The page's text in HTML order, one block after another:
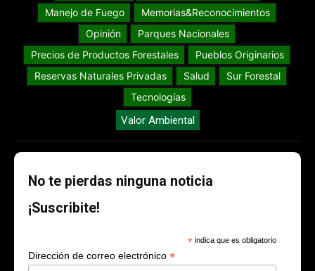
Manejo de Fuego
Memorias&Reconocimientos
Opinión
Parques Nacionales
Precios de Productos Forestales
Pueblos Originarios
Reservas Naturales Privadas
Salud
Sur Forestal
Tecnologías
Valor Ambiental
No te pierdas ninguna noticia
¡Suscribite!
* indica que es obligatorio
Dirección de correo electrónico *